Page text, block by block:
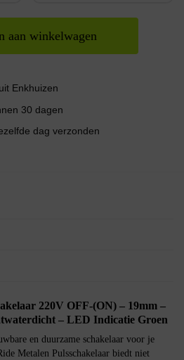
aan winkelwagen
Enkhuizen
30 dagen
dag verzonden
220V OFF-(ON) – 19mm –
– LED Indicatie Groen
en duurzame schakelaar voor je
Metalen Pulsschakelaar biedt niet